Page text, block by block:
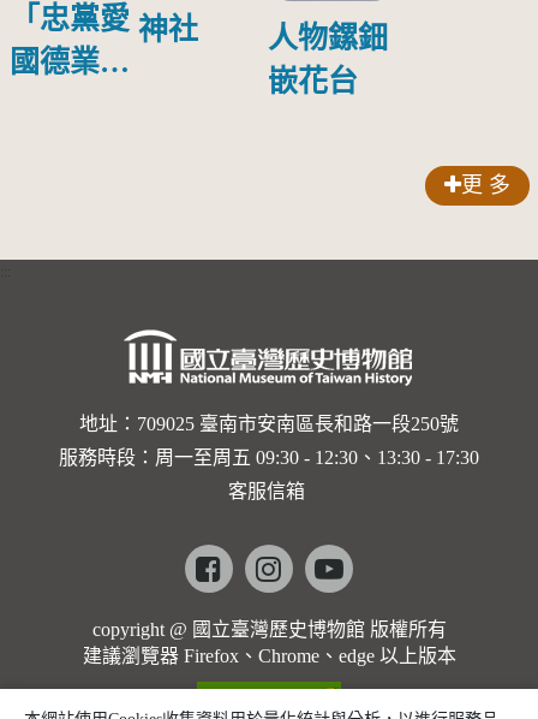
「忠黨愛
國德業並
神社
人物鏍鈿
嵌花台
更 多
地址：709025 臺南市安南區長和路一段250號
服務時段：周一至周五 09:30 - 12:30、13:30 - 17:30
客服信箱
Facebookinstagramyoutube
copyright @ 國立臺灣歷史博物館 版權所有
建議瀏覽器 Firefox、Chrome、edge 以上版本